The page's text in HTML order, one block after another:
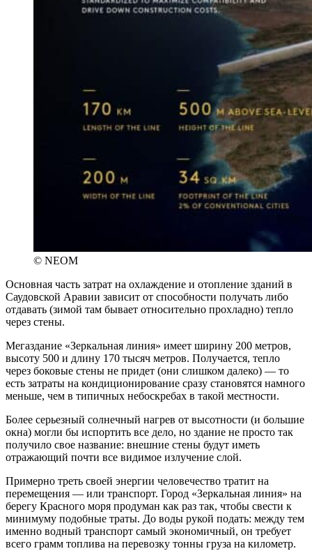
© NEOM
Основная часть затрат на охлаждение и отопление зданий в
Саудовской Аравии зависит от способности получать либо
отдавать (зимой там бывает относительно прохладно) тепло
через стены.
Мегаздание «Зеркальная линия» имеет ширину 200 метров,
высоту 500 и длину 170 тысяч метров. Получается, тепло
через боковые стены не придет (они слишком далеко) — то
есть затраты на кондиционирование сразу становятся намного
меньше, чем в типичных небоскребах в такой местности.
Более серьезный солнечный нагрев от высотности (и большие
окна) могли бы испортить все дело, но здание не просто так
получило свое название: внешние стены будут иметь
отражающий почти все видимое излучение слой.
Примерно треть своей энергии человечество тратит на
перемещения — или транспорт. Город «Зеркальная линия» на
берегу Красного моря продуман как раз так, чтобы свести к
минимуму подобные траты. До воды рукой подать: между тем
именно водный транспорт самый экономичный, он требует
всего грамм топлива на перевозку тонны груза на километр.